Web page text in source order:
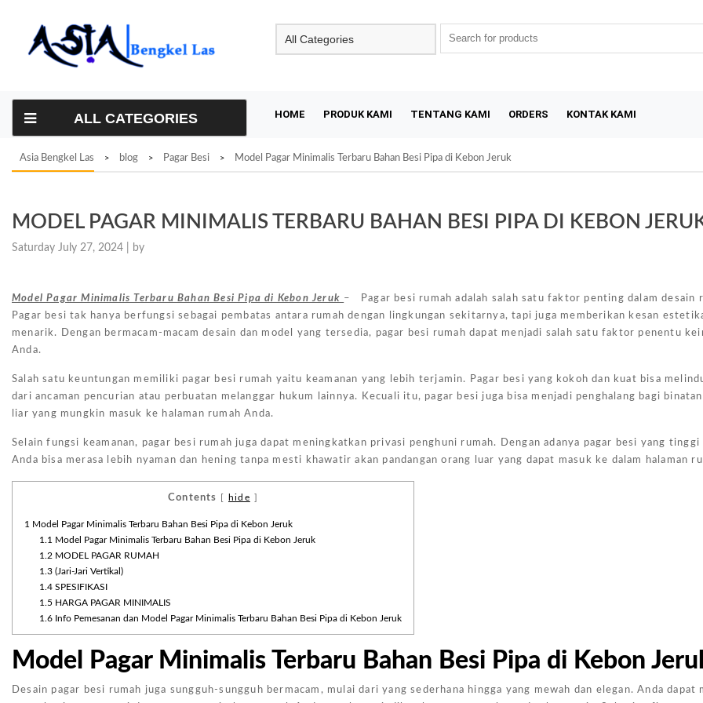
content
ALL CATEGORIES HOME PRODUK KAMI TENTANG KAMI ORDERS KONTAK KAMI
Asia Bengkel Las > blog > Pagar Besi > Model Pagar Minimalis Terbaru Bahan Besi Pipa di Kebon Jeruk
MODEL PAGAR MINIMALIS TERBARU BAHAN BESI PIPA DI KEBON
Saturday July 27, 2024 | by
Model Pagar Minimalis Terbaru Bahan Besi Pipa di Kebon Jeruk – Pagar besi rumah adalah salah satu faktor penting dalam desain
Pagar besi tak hanya berfungsi sebagai pembatas antara rumah dengan lingkungan sekitarnya, tapi juga memberikan kesan
menarik. Dengan bermacam-macam desain dan model yang tersedia, pagar besi rumah dapat menjadi salah satu faktor penentu
Anda.
Salah satu keuntungan memiliki pagar besi rumah yaitu keamanan yang lebih terjamin. Pagar besi yang kokoh dan kuat bisa
dari ancaman pencurian atau perbuatan melanggar hukum lainnya. Kecuali itu, pagar besi juga bisa menjadi penghalang bagi
liar yang mungkin masuk ke halaman rumah Anda.
Selain fungsi keamanan, pagar besi rumah juga dapat meningkatkan privasi penghuni rumah. Dengan adanya pagar besi yang tinggi
Anda bisa merasa lebih nyaman dan hening tanpa mesti khawatir akan pandangan orang luar yang dapat masuk ke dalam halaman
Contents hide
1
Model Pagar Minimalis Terbaru Bahan Besi Pipa di Kebon Jeruk
1.1
Model Pagar Minimalis Terbaru Bahan Besi Pipa di Kebon Jeruk
1.2 MODEL PAGAR RUMAH
1.3(Jari-Jari Vertikal)
1.4SPESIFIKASI
1.5 HARGA PAGAR MINIMALIS
1.6Info Pemesanan dan Model Pagar Minimalis Terbaru Bahan Besi Pipa di Kebon Jeruk
Model Pagar Minimalis Terbaru Bahan Besi Pipa di Kebon
Desain pagar besi rumah juga sungguh-sungguh bermacam, mulai dari yang sederhana hingga yang mewah dan elegan. Anda dapat